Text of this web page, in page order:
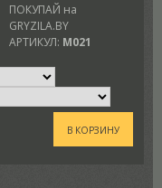
ПОКУПАЙ на
GRYZILA.BY
АРТИКУЛ: M021
В КОРЗИНУ